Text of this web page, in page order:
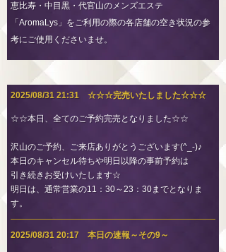
恵比寿・中目黒・代官山のメンズエステ
「AromaLys」をご利用の際の各店舗の空き状況の参
考にご使用くださいませ。
2025/08/31 21:31 ☆☆☆完売いたしました☆☆☆
☆☆本日、全てのご予約完売となりました☆☆
沢山のご予約、ご来店ありがとうございます(^_-)♪
本日のキャンセル待ちや明日以降の事前予約は
引き続きお受けいたします☆
明日は、通常営業の11：30～23：30までとなりま
す。
2025/08/31 20:17 本日の速報～その9～